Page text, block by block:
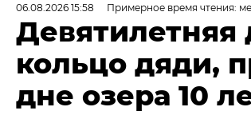
06.08.2026 15:58 Примерное время чтения:
Девятилетняя
кольцо дяди,
дне озера 10